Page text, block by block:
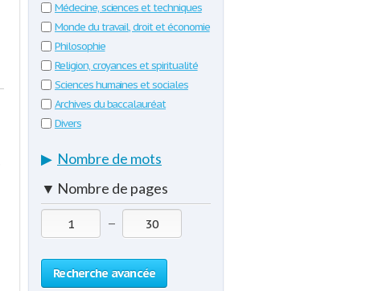
Médecine, sciences et techniques
Monde du travail, droit et économie
Philosophie
Religion, croyances et spiritualité
Sciences humaines et sociales
Archives du baccalauréat
Divers
▶ Nombre de mots
▼ Nombre de pages
—
Recherche avancée